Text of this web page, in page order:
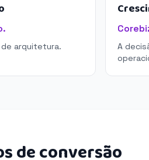
arquitetura.
A
de conversão